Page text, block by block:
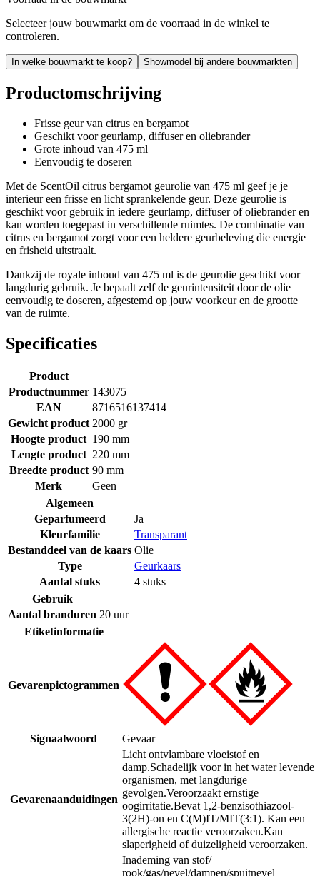
Selecteer jouw bouwmarkt om de voorraad in de winkel te
controleren.
In welke bouwmarkt te koop? Showmodel bij andere bouwmarkten
Productomschrijving
Frisse geur van citrus en bergamot
Geschikt voor geurlamp, diffuser en oliebrander
Grote inhoud van 475 ml
Eenvoudig te doseren
Met de ScentOil citrus bergamot geurolie van 475 ml geef je je
interieur een frisse en licht sprankelende geur. Deze geurolie is
geschikt voor gebruik in iedere geurlamp, diffuser of oliebrander en
kan worden toegepast in verschillende ruimtes. De combinatie van
citrus en bergamot zorgt voor een heldere geurbeleving die energie
en frisheid uitstraalt.
Dankzij de royale inhoud van 475 ml is de geurolie geschikt voor
langdurig gebruik. Je bepaalt zelf de geurintensiteit door de olie
eenvoudig te doseren, afgestemd op jouw voorkeur en de grootte
van de ruimte.
Specificaties
Product
Productnummer 143075
EAN
8716516137414
Gewicht product 2000 gr
Hoogte product 190 mm
Lengte product 220 mm
Breedte product 90 mm
Merk
Geen
Algemeen
Geparfumeerd
Ja
Kleurfamilie
Transparant
Bestanddeel van de kaars Olie
Type
Geurkaars
Aantal stuks
4 stuks
Gebruik
Aantal branduren 20 uur
Etiketinformatie
Gevarenpictogrammen
Signaalwoord Gevaar
Gevarenaanduidingen
Licht ontvlambare vloeistof en
damp.Schadelijk voor in het water levende
organismen, met langdurige
gevolgen.Veroorzaakt ernstige
oogirritatie.Bevat 1,2-benzisothiazool-
3(2H)-on en C(M)IT/MIT(3:1). Kan een
allergische reactie veroorzaken.Kan
slaperigheid of duizeligheid veroorzaken.
Inademing van stof/
rook/gas/nevel/dampen/spuitnevel